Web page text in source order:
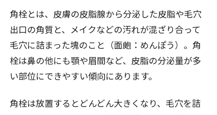
角栓とは、皮膚の皮脂腺から分泌した皮脂や毛穴
出口の角質と、メイクなどの汚れが混ざり合って
毛穴に詰まった塊のこと（面皰：めんぽう）。角
栓は鼻の他にも顎や眉間など、皮脂の分泌量が多
い部位にできやすい傾向にあります。
角栓は放置するとどんどん大きくなり、毛穴を詰